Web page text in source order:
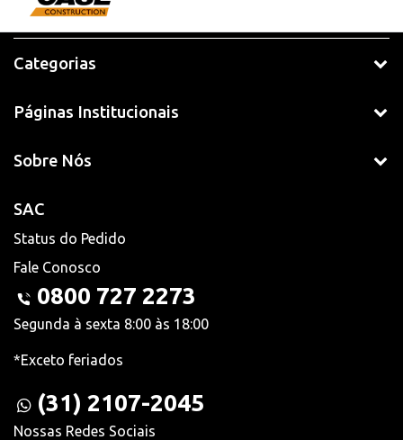
Categorias
Páginas Institucionais
Sobre Nós
SAC
Status do Pedido
Fale Conosco
0800 727 2273
Segunda à sexta 8:00 às 18:00
*Exceto feriados
(31) 2107-2045
Nossas Redes Sociais